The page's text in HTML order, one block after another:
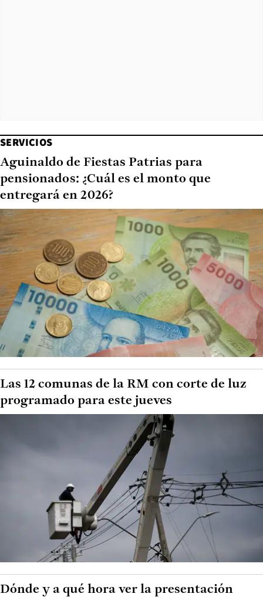
SERVICIOS
Aguinaldo de Fiestas Patrias para
pensionados: ¿Cuál es el monto que
entregará en 2026?
Las 12 comunas de la RM con corte de luz
programado para este jueves
Dónde y a qué hora ver la presentación